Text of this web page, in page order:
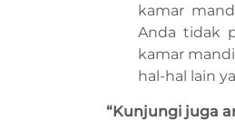
kamar
Anda tidak
kamar
hal-hal lain
“Kunjungi juga